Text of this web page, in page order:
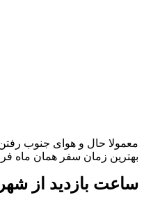
معمولا حال و هوای جنوب
بهترین زمان سفر همان ماه
ساعت بازدید از